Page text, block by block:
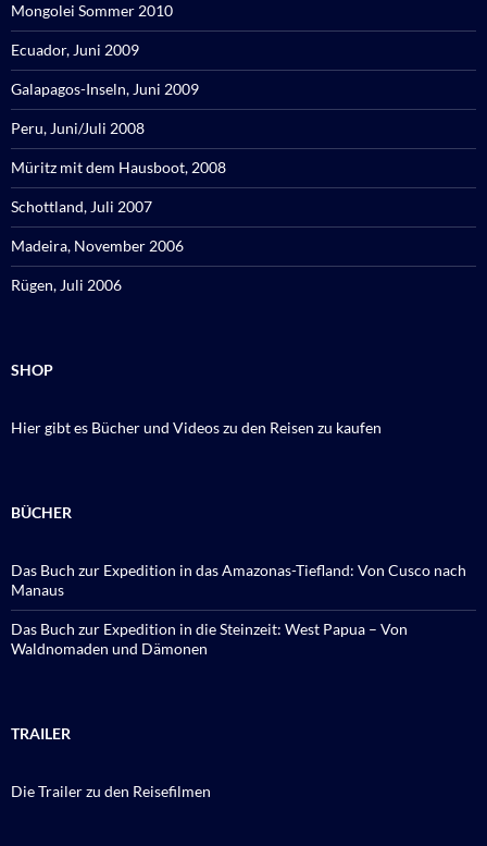
Mongolei Sommer 2010
Ecuador, Juni 2009
Galapagos-Inseln, Juni 2009
Peru, Juni/Juli 2008
Müritz mit dem Hausboot, 2008
Schottland, Juli 2007
Madeira, November 2006
Rügen, Juli 2006
SHOP
Hier gibt es Bücher und Videos zu den Reisen zu kaufen
BÜCHER
Das Buch zur Expedition in das Amazonas-Tiefland: Von Cusco nach
Manaus
Das Buch zur Expedition in die Steinzeit: West Papua – Von
Waldnomaden und Dämonen
TRAILER
Die Trailer zu den Reisefilmen